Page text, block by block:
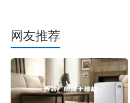
网友推荐